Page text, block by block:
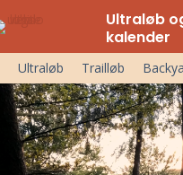
Ultraløb
kalender
Ultraløb Trailløb